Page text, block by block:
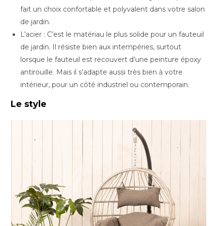
fait un choix confortable et polyvalent dans votre salon
de jardin.
L’acier : C’est le matériau le plus solide pour un fauteuil
de jardin. Il résiste bien aux intempéries, surtout
lorsque le fauteuil est recouvert d’une peinture époxy
antirouille. Mais il s’adapte aussi très bien à votre
intérieur, pour un côté industriel ou contemporain.
Le style